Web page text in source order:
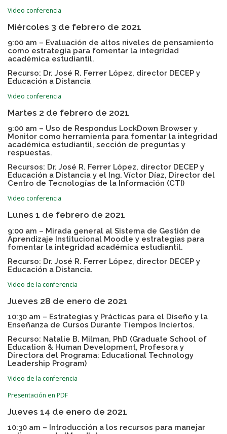
Video conferencia
Miércoles 3 de febrero de 2021
9:00 am – Evaluación de altos niveles de pensamiento
como estrategia para fomentar la integridad
académica estudiantil.
Recurso: Dr. José R. Ferrer López, director DECEP y
Educación a Distancia
Video conferencia
Martes 2 de febrero de 2021
9:00 am – Uso de Respondus LockDown Browser y
Monitor como herramienta para fomentar la integridad
académica estudiantil, sección de preguntas y
respuestas.
Recursos: Dr. José R. Ferrer López, director DECEP y
Educación a Distancia y el Ing. Víctor Díaz, Director del
Centro de Tecnologías de la Información (CTI)
Video conferencia
Lunes 1 de febrero de 2021
9:00 am – Mirada general al Sistema de Gestión de
Aprendizaje Institucional Moodle y estrategias para
fomentar la integridad académica estudiantil.
Recurso: Dr. José R. Ferrer López, director DECEP y
Educación a Distancia.
Video de la conferencia
Jueves 28 de enero de 2021
10:30 am – Estrategias y Prácticas para el Diseño y la
Enseñanza de Cursos Durante Tiempos Inciertos.
Recurso: Natalie B. Milman, PhD (Graduate School of
Education & Human Development, Profesora y
Directora del Programa: Educational Technology
Leadership Program)
Video de la conferencia
Presentación en PDF
Jueves 14 de enero de 2021
10:30 am – Introducción a los recursos para manejar